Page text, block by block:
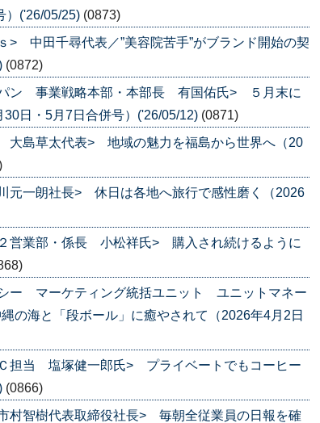
）('26/05/25) (0873)
> 中田千尋代表／”美容院苦手”がブランド開始の契
(0872)
パン 事業戦略本部・本部長 有国佑氏> ５月末に
日・5月7日合併号）('26/05/12) (0871)
大島草太代表> 地域の魅力を福島から世界へ（20
元一朗社長> 休日は各地へ旅行で感性磨く（2026
営業部・係長 小松祥氏> 購入され続けるように
ー マーケティング統括ユニット ユニットマネー
海と「段ボール」に癒やされて（2026年4月2日
担当 塩塚健一郎氏> プライベートでもコーヒー
(0866)
村智樹代表取締役社長> 毎朝全従業員の日報を確